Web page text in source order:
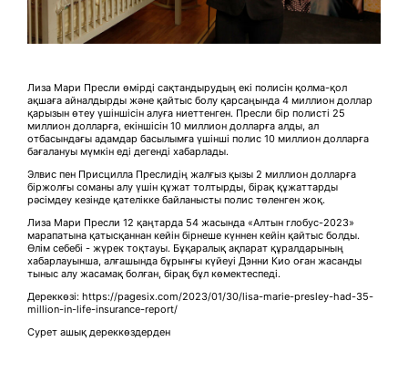
Лиза Мари Пресли өмірді сақтандырудың екі полисін қолма-қол
ақшаға айналдырды және қайтыс болу қарсаңында 4 миллион доллар
қарызын өтеу үшіншісін алуға ниеттенген. Пресли бір полисті 25
миллион долларға, екіншісін 10 миллион долларға алды, ал
отбасындағы адамдар басылымға үшінші полис 10 миллион долларға
бағалануы мүмкін еді дегенді хабарлады.
Элвис пен Присцилла Преслидің жалғыз қызы 2 миллион долларға
біржолғы соманы алу үшін құжат толтырды, бірақ құжаттарды
рәсімдеу кезінде қателікке байланысты полис төленген жоқ.
Лиза Мари Пресли 12 қаңтарда 54 жасында «Алтын глобус-2023»
марапатына қатысқаннан кейін бірнеше күннен кейін қайтыс болды.
Өлім себебі - жүрек тоқтауы. Бұқаралық ақпарат құралдарының
хабарлауынша, алғашында бұрынғы күйеуі Дэнни Кио оған жасанды
тыныс алу жасамақ болған, бірақ бұл көмектеспеді.
Дереккөзі: https://pagesix.com/2023/01/30/lisa-marie-presley-had-35-
million-in-life-insurance-report/
Сурет ашық дереккөздерден